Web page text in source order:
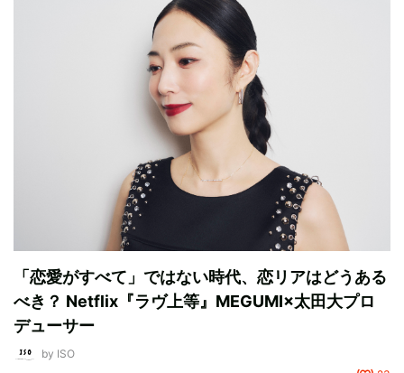
「恋愛がすべて」ではない時代、恋リアはどうある
べき？ Netflix『ラヴ上等』MEGUMI×太田大プロ
デューサー
by ISO